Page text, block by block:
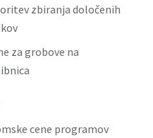
zbiranja določenih
za grobove na
cene programov